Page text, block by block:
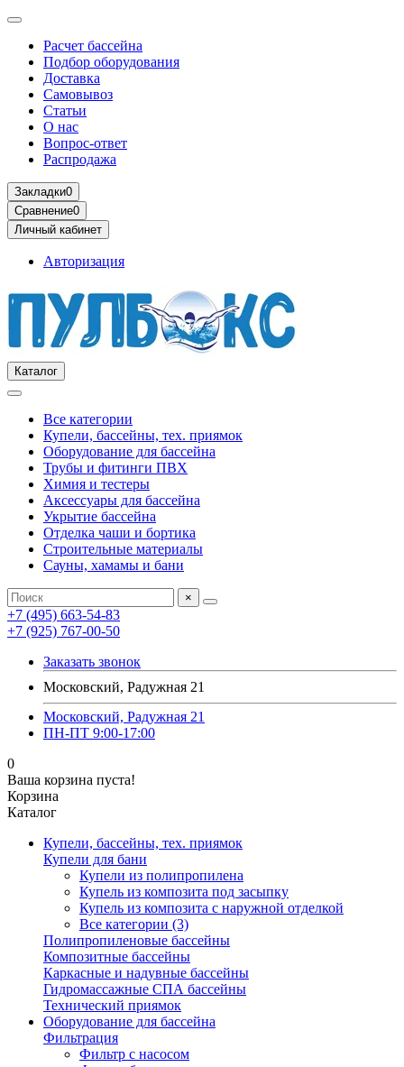
Расчет бассейна
Подбор оборудования
Доставка
Самовывоз
Статьи
О нас
Вопрос-ответ
Распродажа
Закладки0
Сравнение0
Личный кабинет
Авторизация
Каталог
Все категории
Купели, бассейны, тех. приямок
Оборудование для бассейна
Трубы и фитинги ПВХ
Химия и тестеры
Аксессуары для бассейна
Укрытие бассейна
Отделка чаши и бортика
Строительные материалы
Сауны, хамамы и бани
×
+7 (495) 663-54-83
+7 (925) 767-00-50
Заказать звонок
Московский, Радужная 21
Московский, Радужная 21
ПН-ПТ 9:00-17:00
0
Ваша корзина пуста!
Корзина
Каталог
Купели, бассейны, тех. приямок
Купели для бани
Купели из полипропилена
Купель из композита под засыпку
Купель из композита с наружной отделкой
Все категории (3)
Полипропиленовые бассейны
Композитные бассейны
Каркасные и надувные бассейны
Гидромассажные СПА бассейны
Технический приямок
Оборудование для бассейна
Фильтрация
Фильтр с насосом